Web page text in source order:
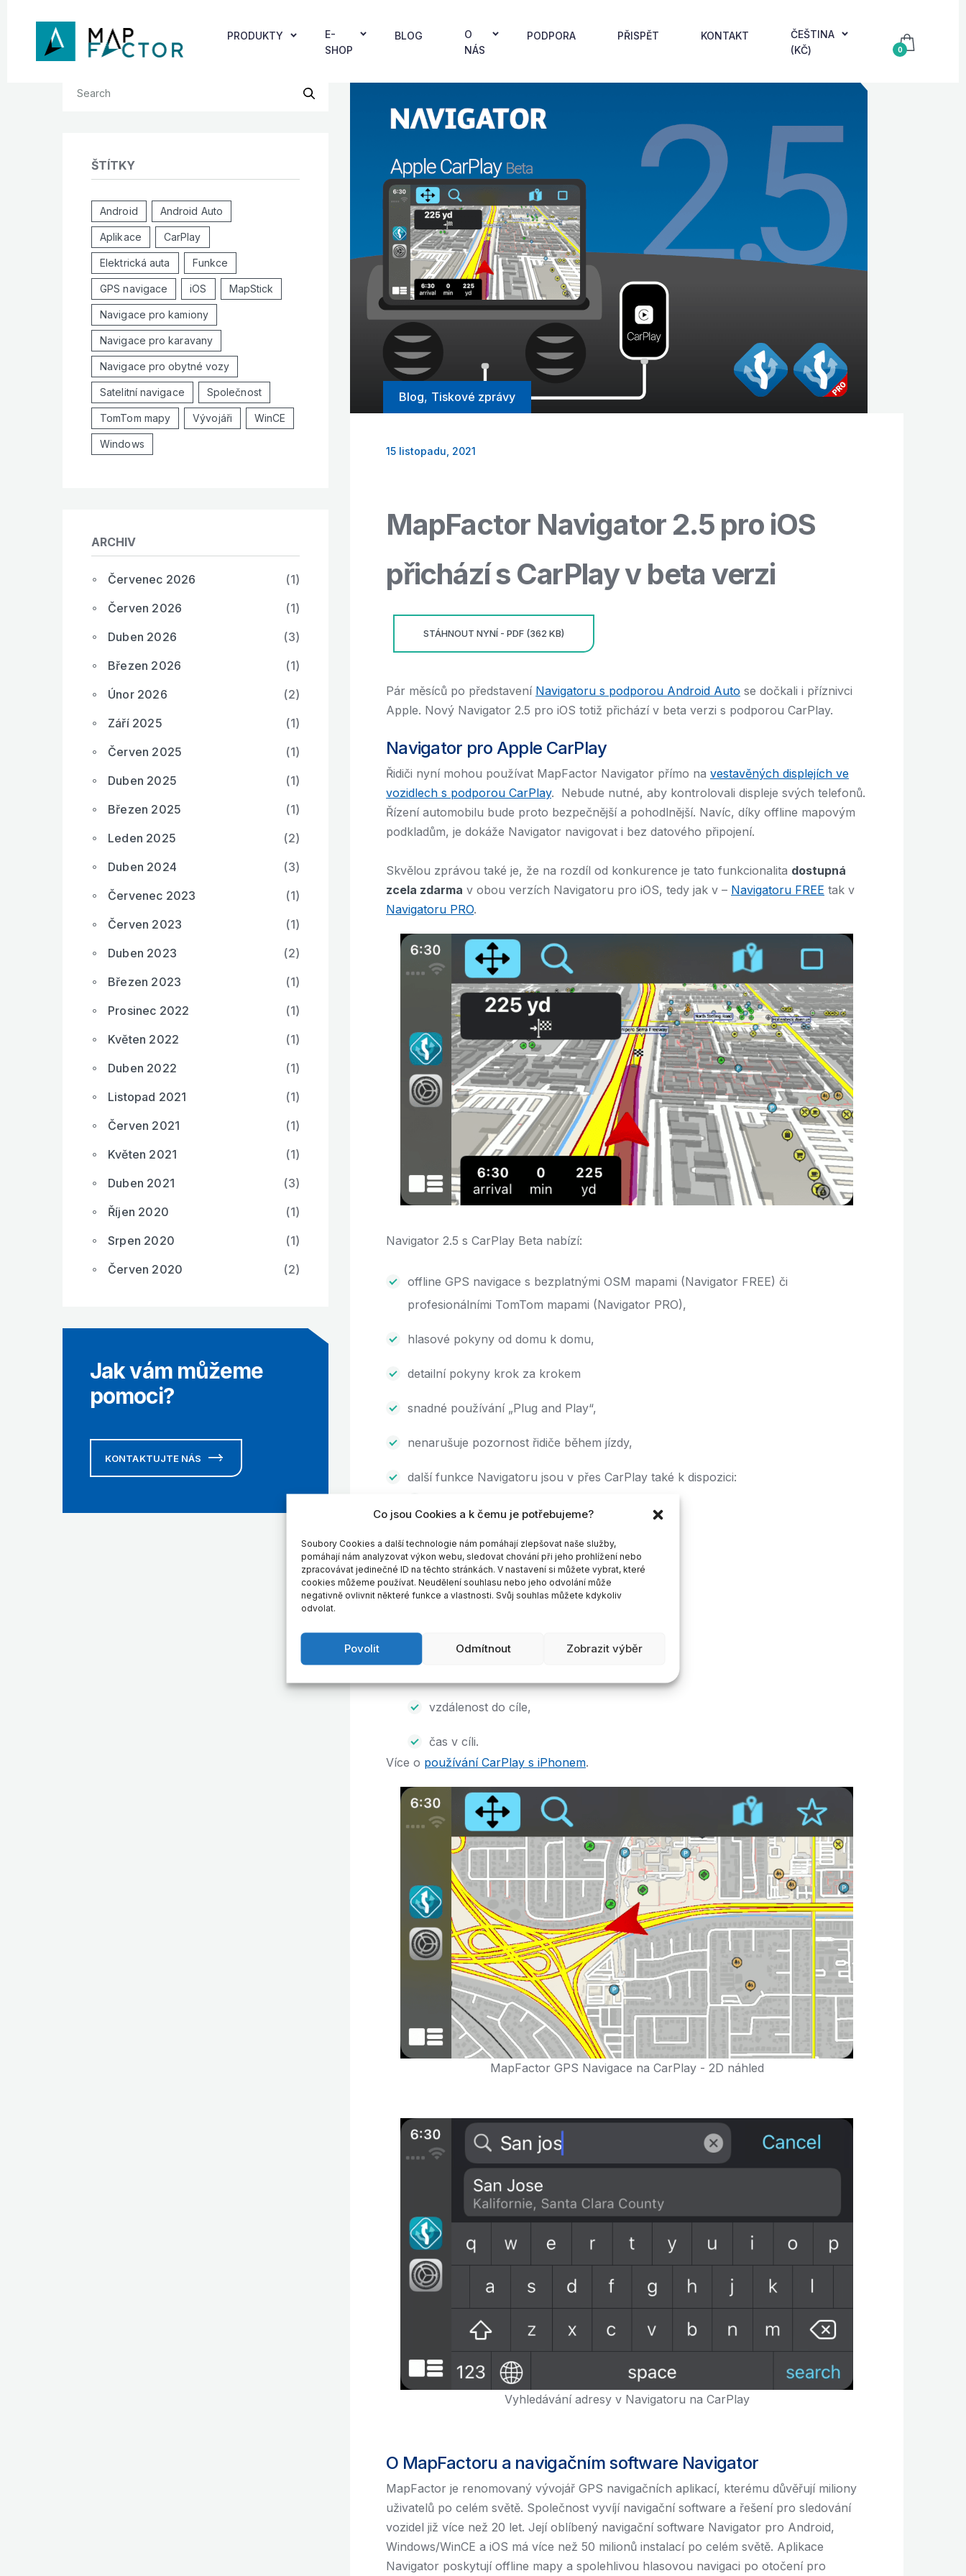
Co jsou Cookies a k čemu je potřebujeme?
Soubory Cookies a další technologie nám pomáhají zlepšovat naše služby,
pomáhají nám analyzovat výkon webu, sledovat chování při jeho prohlížení nebo
zpracovávat jedinečné ID na těchto stránkách. V nastavení si můžete vybrat, které
cookies můžeme používat. Neudělení souhlasu nebo jeho odvolání může
negativně ovlivnit některé funkce a vlastnosti. Svůj souhlas můžete kdykoliv
odvolat.
Povolit Odmítnout Zobrazit výběr
PRODUKTY
E-
SHOP
BLOG
O
NÁS
PODPORA PŘISPĚT KONTAKT
ČEŠTINA
(KČ)
0
Blog, Tiskové zprávy
15 listopadu, 2021
MapFactor Navigator 2.5 pro iOS
přichází s CarPlay v beta verzi
STÁHNOUT NYNÍ - PDF (362 KB)
Pár měsíců po představení Navigatoru s podporou Android Auto se dočkali i příznivci
Apple. Nový Navigator 2.5 pro iOS totiž přichází v beta verzi s podporou CarPlay.
Navigator pro Apple CarPlay
Řidiči nyní mohou používat MapFactor Navigator přímo na vestavěných displejích ve
vozidlech s podporou CarPlay. Nebude nutné, aby kontrolovali displeje svých telefonů.
Řízení automobilu bude proto bezpečnější a pohodlnější. Navíc, díky offline mapovým
podkladům, je dokáže Navigator navigovat i bez datového připojení.
Skvělou zprávou také je, že na rozdíl od konkurence je tato funkcionalita dostupná
zcela zdarma v obou verzích Navigatoru pro iOS, tedy jak v – Navigatoru FREE tak v
Navigatoru PRO.
Navigator 2.5 s CarPlay Beta nabízí:
offline GPS navigace s bezplatnými OSM mapami (Navigator FREE) či
profesionálními TomTom mapami (Navigator PRO),
hlasové pokyny od domu k domu,
detailní pokyny krok za krokem
snadné používání „Plug and Play“,
nenarušuje pozornost řidiče během jízdy,
další funkce Navigatoru jsou v přes CarPlay také k dispozici:
aktuální dopravní informace (Live HD Traffic)
2D i 3D mód navigace
vzdálenost do cíle,
čas v cíli.
Více o používání CarPlay s iPhonem.
MapFactor GPS Navigace na CarPlay - 2D náhled
Vyhledávání adresy v Navigatoru na CarPlay
O MapFactoru a navigačním software Navigator
MapFactor je renomovaný vývojář GPS navigačních aplikací, kterému důvěřují miliony
uživatelů po celém světě. Společnost vyvíjí navigační software a řešení pro sledování
vozidel již více než 20 let. Její oblíbený navigační software Navigator pro Android,
Windows/WinCE a iOS má více než 50 milionů instalací po celém světě. Aplikace
Navigator poskytují offline mapy a spolehlivou hlasovou navigaci po otočení pro
ŠTÍTKY
Android Android Auto
Aplikace CarPlay
Elektrická auta Funkce
GPS navigace iOS MapStick
Navigace pro kamiony
Navigace pro karavany
Navigace pro obytné vozy
Satelitní navigace Společnost
TomTom mapy Vývojáři WinCE
Windows
ARCHIV
Červenec 2026
(1)
Červen 2026
(1)
Duben 2026
(3)
Březen 2026
(1)
Únor 2026
(2)
Září 2025
(1)
Červen 2025
(1)
Duben 2025
(1)
Březen 2025
(1)
Leden 2025
(2)
Duben 2024
(3)
Červenec 2023
(1)
Červen 2023
(1)
Duben 2023
(2)
Březen 2023
(1)
Prosinec 2022
(1)
Květen 2022
(1)
Duben 2022
(1)
Listopad 2021
(1)
Červen 2021
(1)
Květen 2021
(1)
Duben 2021
(3)
Říjen 2020
(1)
Srpen 2020
(1)
Červen 2020
(2)
Jak vám můžeme
pomoci?
KONTAKTUJTE NÁS